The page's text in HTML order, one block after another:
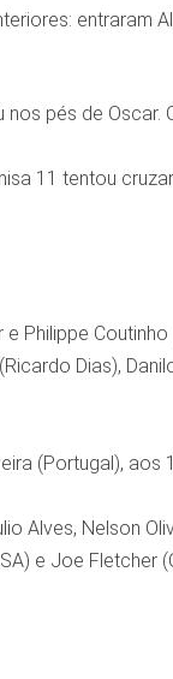
entraram
pés de
11 tentou
Philippe
Dias),
(Portugal), aos
Alves, Nelson
e Joe Fletcher